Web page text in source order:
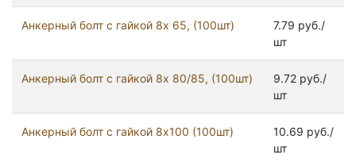
Анкерный болт с гайкой 8x 65, (100шт)
7.79 руб./
шт
Анкерный болт с гайкой 8x 80/85, (100шт)
9.72 руб./
шт
Анкерный болт с гайкой 8x100 (100шт)
10.69 руб./
шт